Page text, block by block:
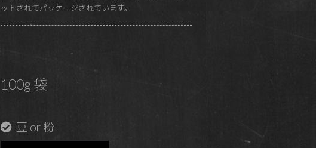
ットされてパッケージされています。
100g 袋
豆 or 粉